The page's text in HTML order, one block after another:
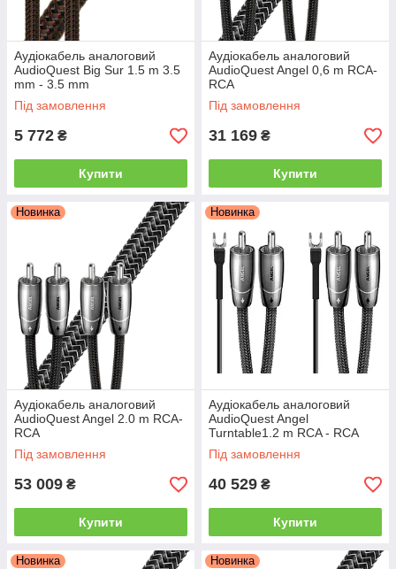
Аудіокабель аналоговий
AudioQuest Big Sur 1.5 m 3.5
mm - 3.5 mm
Під замовлення
5 772 ₴
Купити
Аудіокабель аналоговий
AudioQuest Angel 0,6 m RCA-
RCA
Під замовлення
31 169 ₴
Купити
Новинка
Аудіокабель аналоговий
AudioQuest Angel 2.0 m RCA-
RCA
Під замовлення
53 009 ₴
Купити
Новинка
Аудіокабель аналоговий
AudioQuest Angel
Turntable1.2 m RCA - RCA
Під замовлення
40 529 ₴
Купити
Новинка Новинка